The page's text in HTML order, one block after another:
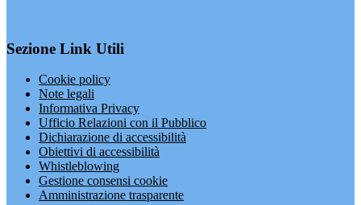
Sezione Link Utili
Cookie policy
Note legali
Informativa Privacy
Ufficio Relazioni con il Pubblico
Dichiarazione di accessibilità
Obiettivi di accessibilità
Whistleblowing
Gestione consensi cookie
Amministrazione trasparente